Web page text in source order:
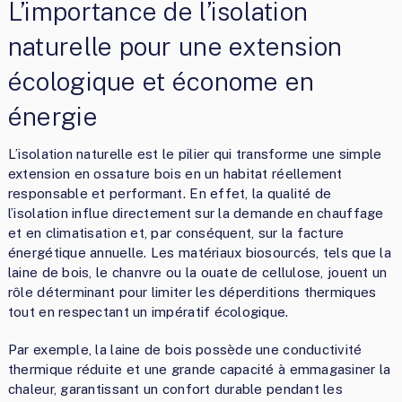
L’importance de l’isolation
naturelle pour une extension
écologique et économe en
énergie
L’isolation naturelle est le pilier qui transforme une simple
extension en ossature bois en un habitat réellement
responsable et performant. En effet, la qualité de
l’isolation influe directement sur la demande en chauffage
et en climatisation et, par conséquent, sur la facture
énergétique annuelle. Les matériaux biosourcés, tels que la
laine de bois, le chanvre ou la ouate de cellulose, jouent un
rôle déterminant pour limiter les déperditions thermiques
tout en respectant un impératif écologique.
Par exemple, la laine de bois possède une conductivité
thermique réduite et une grande capacité à emmagasiner la
chaleur, garantissant un confort durable pendant les